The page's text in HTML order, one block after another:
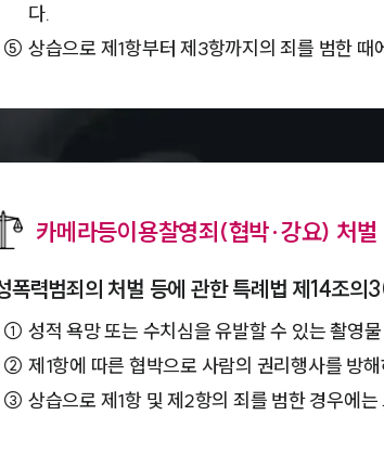
다.
⑤ 상습으로 제1항부터 제3항까지의 죄를 범한
카메라등이용찰영죄(협박·강요) 처벌
폭력범죄의 처벌 등에 관한 특례법 제14조의
① 성적 욕망 또는 수치심을 유발할 수 있는 촬영
② 제1항에 따른 협박으로 사람의 권리행사를 방
③ 상습으로 제1항 및 제2항의 죄를 범한 경우에